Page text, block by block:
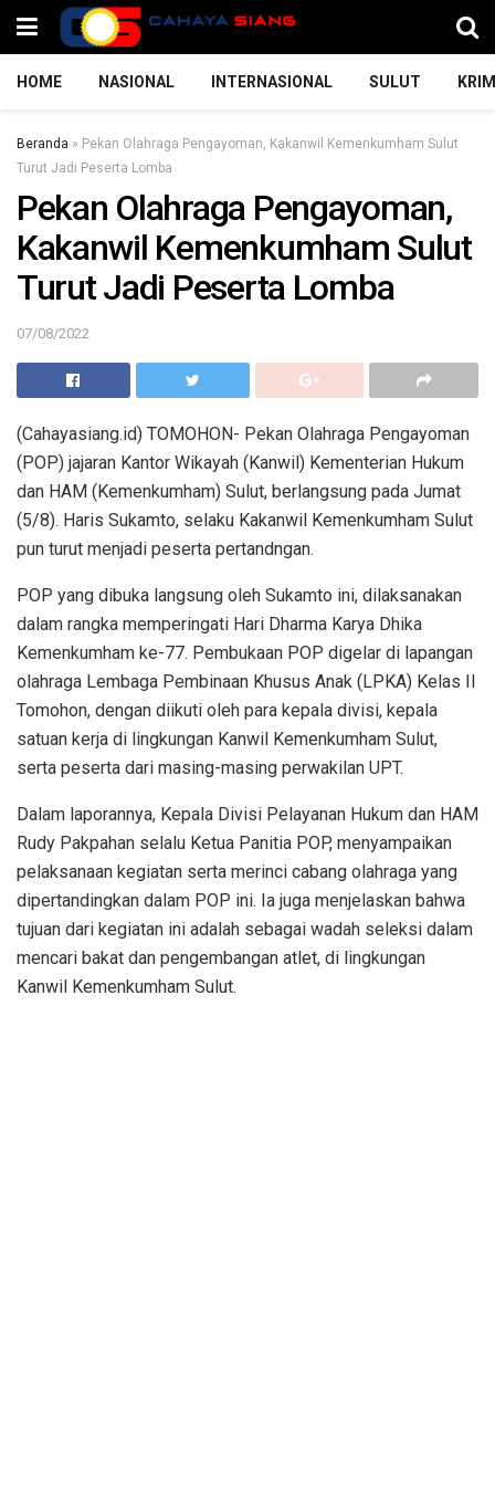
HOME NASIONAL INTERNASIONAL SULUT
Beranda » Pekan Olahraga Pengayoman, Kakanwil Kemenkumham Sulut
Turut Jadi Peserta Lomba
Pekan Olahraga Pengayoman,
Kakanwil Kemenkumham Sulut
Turut Jadi Peserta Lomba
07/08/2022
(Cahayasiang.id) TOMOHON- Pekan Olahraga Pengayoman
(POP) jajaran Kantor Wikayah (Kanwil) Kementerian Hukum
dan HAM (Kemenkumham) Sulut, berlangsung pada Jumat
(5/8). Haris Sukamto, selaku Kakanwil Kemenkumham Sulut
pun turut menjadi peserta pertandngan.
POP yang dibuka langsung oleh Sukamto ini, dilaksanakan
dalam rangka memperingati Hari Dharma Karya Dhika
Kemenkumham ke-77. Pembukaan POP digelar di lapangan
olahraga Lembaga Pembinaan Khusus Anak (LPKA) Kelas II
Tomohon, dengan diikuti oleh para kepala divisi, kepala
satuan kerja di lingkungan Kanwil Kemenkumham Sulut,
serta peserta dari masing-masing perwakilan UPT.
Dalam laporannya, Kepala Divisi Pelayanan Hukum dan HAM
Rudy Pakpahan selalu Ketua Panitia POP, menyampaikan
pelaksanaan kegiatan serta merinci cabang olahraga yang
dipertandingkan dalam POP ini. Ia juga menjelaskan bahwa
tujuan dari kegiatan ini adalah sebagai wadah seleksi dalam
mencari bakat dan pengembangan atlet, di lingkungan
Kanwil Kemenkumham Sulut.